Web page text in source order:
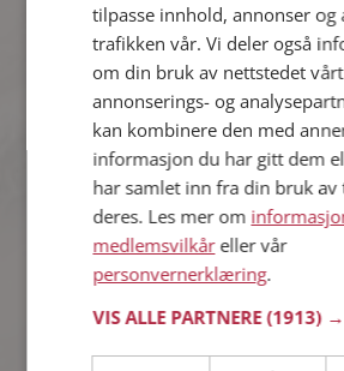
Kvinner synes
12% Ja, men jeg har ikke prøvd
2%
Ja, og knepene fungerer
85%
Nei, jeg tror ikke på slike
tips
tilpasse innhold, annonser og
trafikken vår. Vi deler også
om din bruk av nettstedet
annonserings- og
kan kombinere den med
informasjon du har gitt dem
har samlet inn fra din bruk av
deres. Les mer om
medlemsvilkåreller vår
personvernerklæring.
VIS ALLE PARTNERE(1913) →